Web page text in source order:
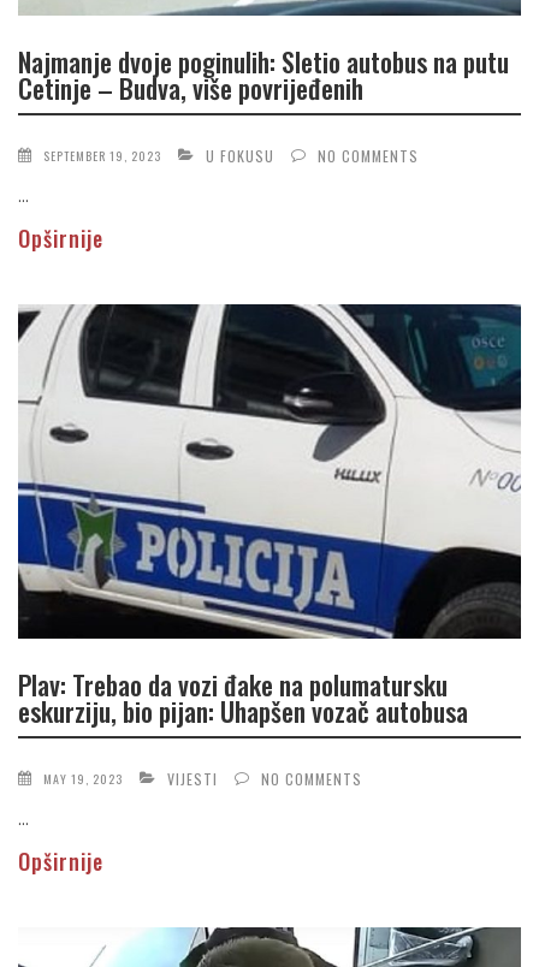
Najmanje dvoje poginulih: Sletio autobus na putu
Cetinje – Budva, više povrijeđenih
SEPTEMBER 19, 2023 U FOKUSU NO COMMENTS
...
Opširnije
Plav: Trebao da vozi đake na polumatursku
eskurziju, bio pijan: Uhapšen vozač autobusa
MAY 19, 2023 VIJESTI NO COMMENTS
...
Opširnije